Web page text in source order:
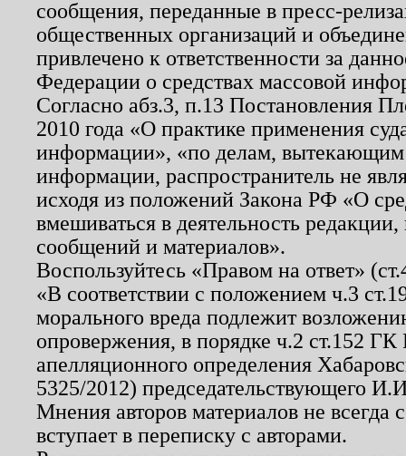
сообщения, переданные в пресс-
общественных организаций и
привлечено к ответственности за
Федерации о средствах массовой
Согласно абз.3, п.13 Постановления
2010 года «О практике применения
информации», «по делам, вытекающим
информации, распространитель не
исходя из положений Закона РФ «О
вмешиваться в деятельность
сообщений и материалов».
Воспользуйтесь «Правом на ответ»
«В соответствии с положением ч.3
морального вреда подлежит
опровержения, в порядке ч.2 ст.152
апелляционного определения
5325/2012) председательствующего
Мнения авторов материалов не
вступает в переписку с авторами.